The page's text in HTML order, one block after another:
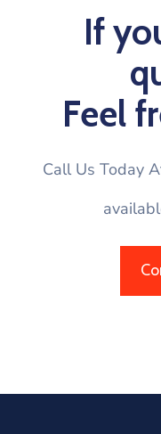
If
Feel
Call Us Today